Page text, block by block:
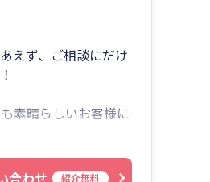
えず、ご相談にだけ
素晴らしいお客様に
になるノウハウを蓄
紹介無料